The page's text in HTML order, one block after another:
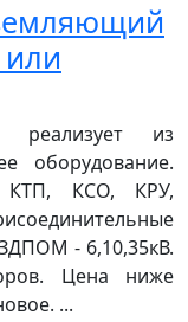
реализует из
оборудование.
КТП, КСО, КРУ,
- 6,10,35кВ.
Цена ниже
...